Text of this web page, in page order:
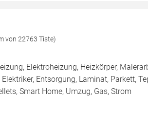
von 22763 Tiste)
Elektroheizung, Heizkörper,
Entsorgung, Laminat, Parkett,
Smart Home, Umzug, Gas, Strom